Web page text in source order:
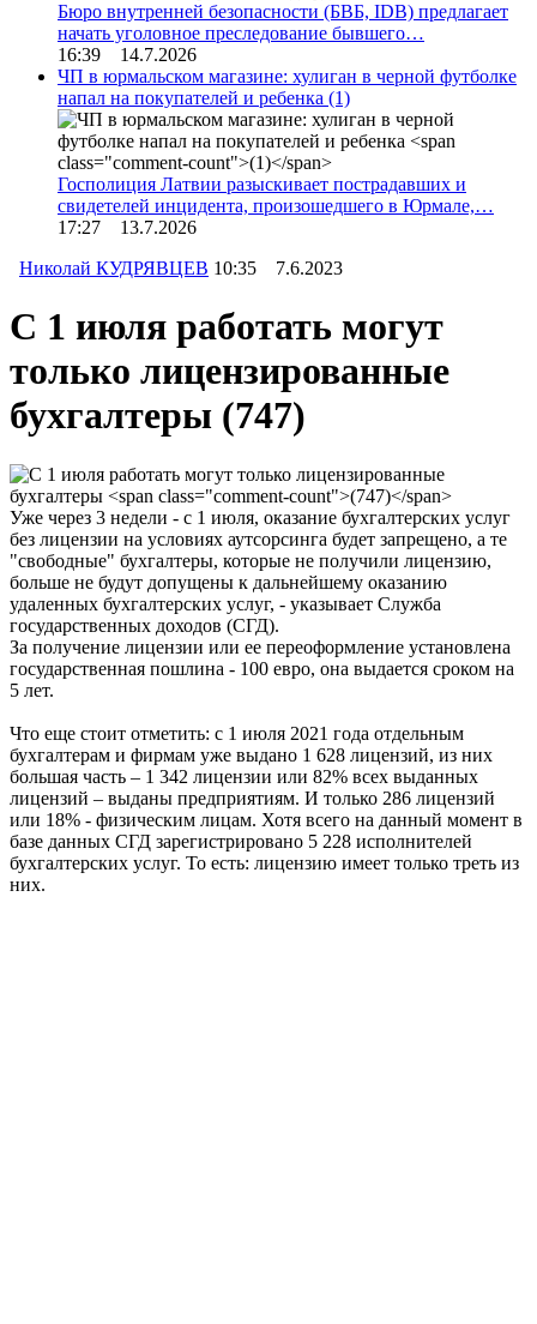
Бюро внутренней безопасности (БВБ, IDB) предлагает
начать уголовное преследование бывшего…
16:39 14.7.2026
ЧП в юрмальском магазине: хулиган в черной футболке
напал на покупателей и ребенка (1)
Госполиция Латвии разыскивает пострадавших и
свидетелей инцидента, произошедшего в Юрмале,…
17:27 13.7.2026
Николай КУДРЯВЦЕВ 10:35 7.6.2023
С 1 июля работать могут
только лицензированные
бухгалтеры (747)
Уже через 3 недели - с 1 июля, оказание бухгалтерских услуг
без лицензии на условиях аутсорсинга будет запрещено, а те
"свободные" бухгалтеры, которые не получили лицензию,
больше не будут допущены к дальнейшему оказанию
удаленных бухгалтерских услуг, - указывает Служба
государственных доходов (СГД).
За получение лицензии или ее переоформление установлена
государственная пошлина - 100 евро, она выдается сроком на
5 лет.
Что еще стоит отметить: с 1 июля 2021 года отдельным
бухгалтерам и фирмам уже выдано 1 628 лицензий, из них
большая часть – 1 342 лицензии или 82% всех выданных
лицензий – выданы предприятиям. И только 286 лицензий
или 18% - физическим лицам. Хотя всего на данный момент в
базе данных СГД зарегистрировано 5 228 исполнителей
бухгалтерских услуг. То есть: лицензию имеет только треть из
них.